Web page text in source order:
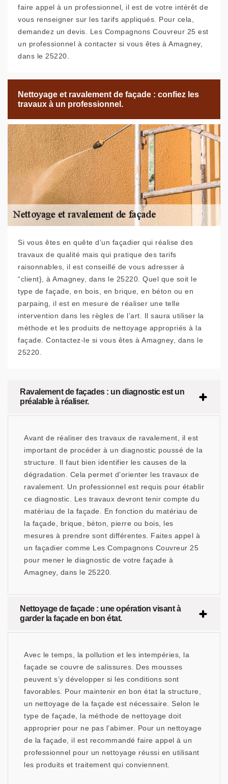
faire appel à un professionnel, il est de votre intérêt de
vous renseigner sur les tarifs appliqués. Pour cela,
demandez un devis. Les Compagnons Couvreur 25 est
un professionnel à contacter si vous êtes à Amagney,
dans le 25220.
Nettoyage et ravalement de façade : confiez les
travaux à un professionnel.
Si vous êtes en quête d’un façadier qui réalise des
travaux de qualité mais qui pratique des tarifs
raisonnables, il est conseillé de vous adresser à
“client}, à Amagney, dans le 25220. Quel que soit le
type de façade, en bois, en brique, en béton ou en
parpaing, il est en mesure de réaliser une telle
intervention dans les règles de l’art. Il saura utiliser la
méthode et les produits de nettoyage appropriés à la
façade. Contactez-le si vous êtes à Amagney, dans le
25220.
Ravalement de façades : un diagnostic est un
préalable à réaliser.
Avant de réaliser des travaux de ravalement, il est
important de procéder à un diagnostic poussé de la
structure. Il faut bien identifier les causes de la
dégradation. Cela permet d’orienter les travaux de
ravalement. Un professionnel est requis pour établir
ce diagnostic. Les travaux devront tenir compte du
matériau de la façade. En fonction du matériau de
la façade, brique, béton, pierre ou bois, les
mesures à prendre sont différentes. Faites appel à
un façadier comme Les Compagnons Couvreur 25
pour mener le diagnostic de votre façade à
Amagney, dans le 25220.
Nettoyage de façade : une opération visant à
garder la façade en bon état.
Avec le temps, la pollution et les intempéries, la
façade se couvre de salissures. Des mousses
peuvent s’y développer si les conditions sont
favorables. Pour maintenir en bon état la structure,
un nettoyage de la façade est nécessaire. Selon le
type de façade, la méthode de nettoyage doit
approprier pour ne pas l’abimer. Pour un nettoyage
de la façade, il est recommandé faire appel à un
professionnel pour un nettoyage réussi en utilisant
les produits et traitement qui conviennent.